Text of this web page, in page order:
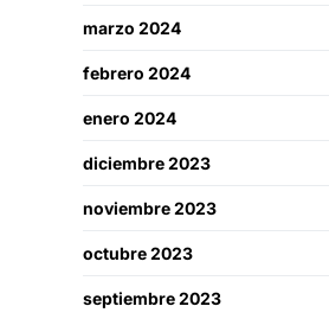
marzo 2024
febrero 2024
enero 2024
diciembre 2023
noviembre 2023
octubre 2023
septiembre 2023